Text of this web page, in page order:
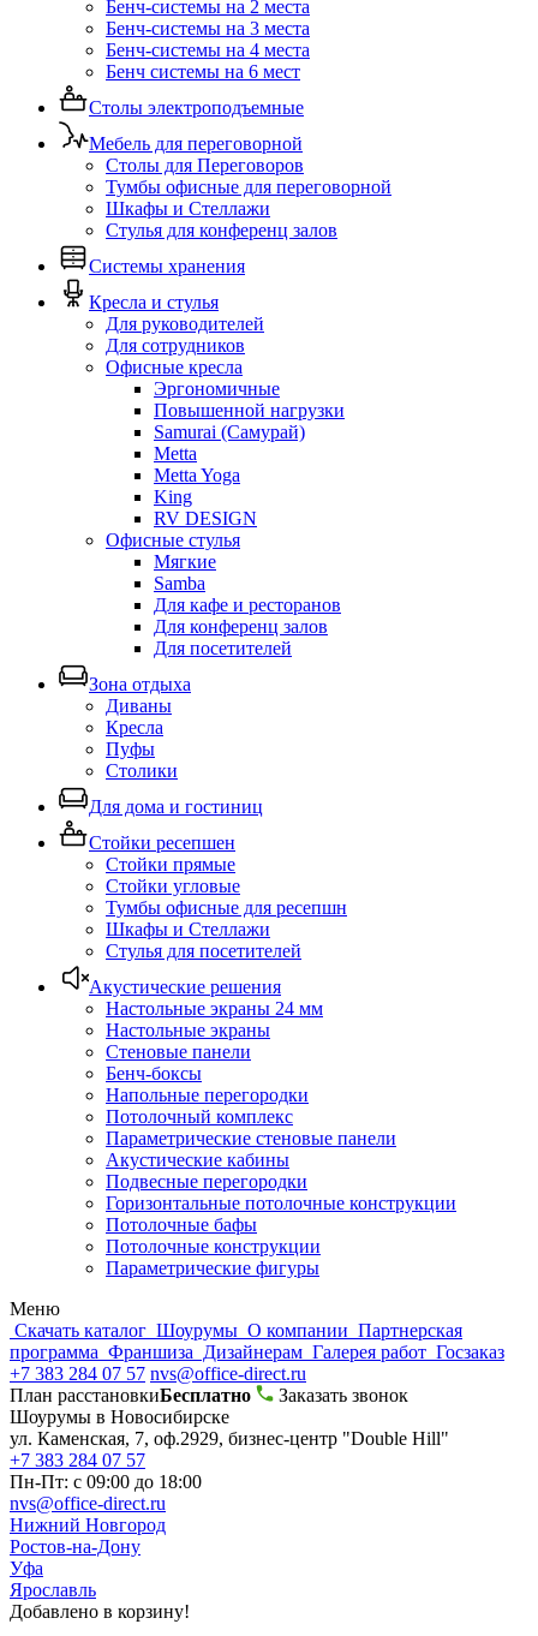
Бенч-системы на 2 места
Бенч-системы на 3 места
Бенч-системы на 4 места
Бенч системы на 6 мест
Столы электроподъемные
Мебель для переговорной
Столы для Переговоров
Тумбы офисные для переговорной
Шкафы и Стеллажи
Стулья для конференц залов
Системы хранения
Кресла и стулья
Для руководителей
Для сотрудников
Офисные кресла
Эргономичные
Повышенной нагрузки
Samurai (Самурай)
Metta
Metta Yoga
King
RV DESIGN
Офисные стулья
Мягкие
Samba
Для кафе и ресторанов
Для конференц залов
Для посетителей
Зона отдыха
Диваны
Кресла
Пуфы
Столики
Для дома и гостиниц
Стойки ресепшен
Стойки прямые
Стойки угловые
Тумбы офисные для ресепшн
Шкафы и Стеллажи
Стулья для посетителей
Акустические решения
Настольные экраны 24 мм
Настольные экраны
Стеновые панели
Бенч-боксы
Напольные перегородки
Потолочный комплекс
Параметрические стеновые панели
Акустические кабины
Подвесные перегородки
Горизонтальные потолочные конструкции
Потолочные бафы
Потолочные конструкции
Параметрические фигуры
Меню
Скачать каталог Шоурумы О компании Партнерская
программа Франшиза Дизайнерам Галерея работ Госзаказ
+7 383 284 07 57 nvs@office-direct.ru
План расстановкиБесплатно
Заказать звонок
Шоурумы в Новосибирске
ул. Каменская, 7, оф.2929, бизнес-центр "Double Hill"
+7 383 284 07 57
Пн-Пт: с 09:00 до 18:00
nvs@office-direct.ru
Нижний Новгород
Ростов-на-Дону
Уфа
Ярославль
Добавлено в корзину!